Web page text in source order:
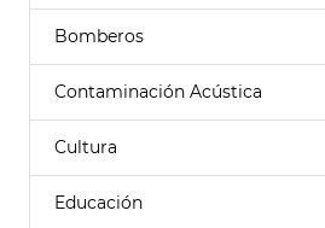
Bomberos
Contaminación Acústica
Cultura
Educación